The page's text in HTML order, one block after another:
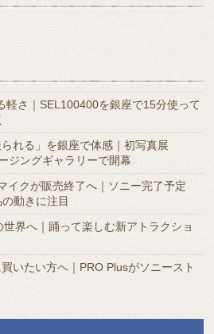
軽さ｜SEL100400を銀座で15分使って
れる」を銀座で体感｜初写真展
ジングギャラリーで開幕
イクが販売終了へ｜ソニー完了予定
動きに注目
界へ｜踊って楽しむ新アトラクショ
いたい方へ｜PRO Plusがソニースト